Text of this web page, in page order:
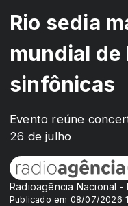
Rio sedia
mundial de
sinfônicas
Evento reúne
26 de julho
Radioagência Nacional -
Publicado em 08/07/2026